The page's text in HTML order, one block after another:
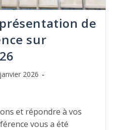
de
sur
2026
et répondre à vos
vous a été